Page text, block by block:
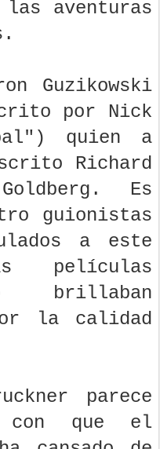
las aventuras
Guzikowski
por Nick
quien a
Richard
Es
guionistas
a este
películas
brillaban
la calidad
parece
con que el